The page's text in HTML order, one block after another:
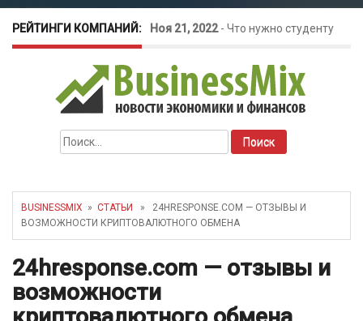
РЕЙТИНГИ КОМПАНИЙ: Ноя 21, 2022- Что нужно студенту
для открытия бизнеса?
Окт 26, 2022-Телефония для
amoCRM: лучшие инструменты для
бизнеса
как защитить свой бизнес?
Найти:
BUSINESSMIX » СТАТЬИ
» 24HRESPONSE.COM — ОТЗЫВЫ И
ВОЗМОЖНОСТИ КРИПТОВАЛЮТНОГО ОБМЕНА
24hresponse.com — отзывы и
возможности